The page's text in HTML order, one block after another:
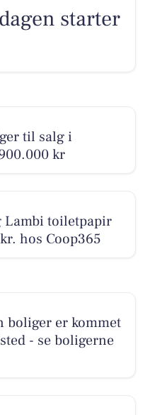
starter
til salg i
kr
Lambi toiletpapir
hos Coop365
boliger er kommet
- se boligerne